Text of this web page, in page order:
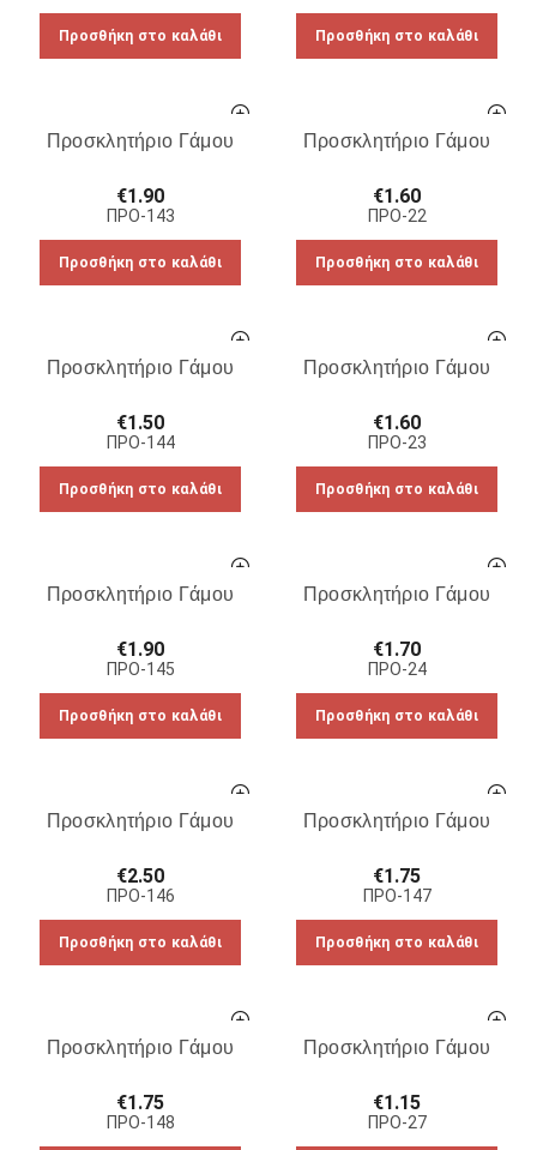
Προσθήκη στο καλάθι Προσθήκη στο καλάθι
Προσκλητήριο Γάμου
€1.90
ΠΡΟ-143
Προσθήκη στο καλάθι
Προσκλητήριο Γάμου
€1.60
ΠΡΟ-22
Προσθήκη στο καλάθι
Προσκλητήριο Γάμου
€1.50
ΠΡΟ-144
Προσθήκη στο καλάθι
Προσκλητήριο Γάμου
€1.60
ΠΡΟ-23
Προσθήκη στο καλάθι
Προσκλητήριο Γάμου
€1.90
ΠΡΟ-145
Προσθήκη στο καλάθι
Προσκλητήριο Γάμου
€1.70
ΠΡΟ-24
Προσθήκη στο καλάθι
Προσκλητήριο Γάμου
€2.50
ΠΡΟ-146
Προσθήκη στο καλάθι
Προσκλητήριο Γάμου
€1.75
ΠΡΟ-147
Προσθήκη στο καλάθι
Προσκλητήριο Γάμου
€1.75
ΠΡΟ-148
Προσκλητήριο Γάμου
€1.15
ΠΡΟ-27